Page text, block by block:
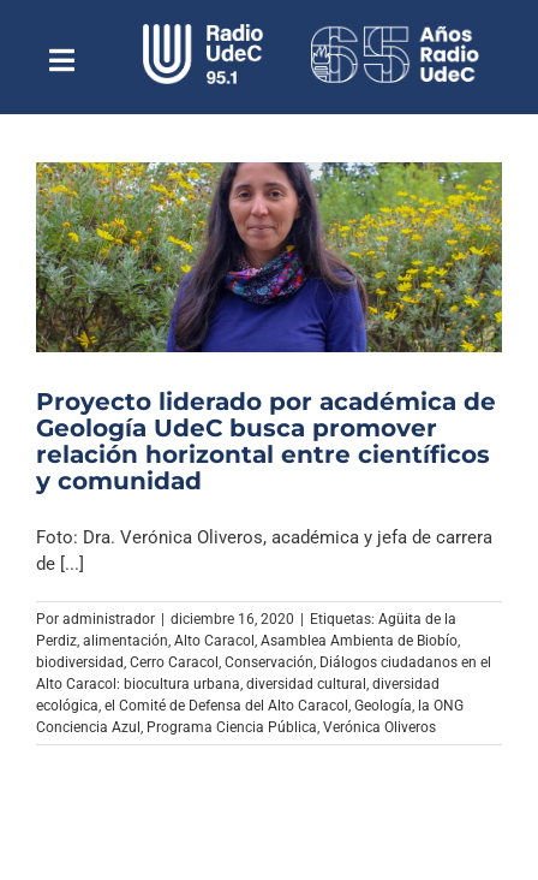
contenidoToggle
NavigationEscuchar Radio UdeC en vivo
Quiénes Somos
Programación
Podcast
Noticias
Reportajes
Columnas
Música Clásica
Proyecto liderado por académica de
Geología UdeC busca promover
relación horizontal entre científicos
y comunidad
Foto: Dra. Verónica Oliveros, académica y jefa de carrera
de [...]
Por administrador diciembre 16, 2020 Etiquetas: Agüita de la
Perdiz, alimentación, Alto Caracol , Asamblea Ambienta de Biobío,
biodiversidad, Cerro Caracol , Conservación, Diálogos ciudadanos en el
Alto Caracol: biocultura urbana, diversidad cultural , diversidad
ecológica, el Comité de Defensa del Alto Caracol , Geología, la ONG
Conciencia Azul , Programa Ciencia Pública, Verónica Oliveros